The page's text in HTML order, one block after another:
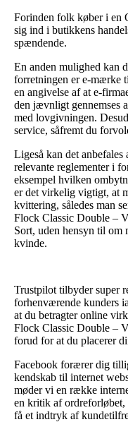
Forinden folk køber i en
sig ind i butikkens
spændende.
En anden mulighed kan
forretningen er e-mærke
en angivelse af at e-
den jævnligt gennemses
med lovgivningen.
service, såfremt du
Ligeså kan det anbefales
relevante reglementer i
eksempel hvilken
er det virkelig vigtigt, at
kvittering, således man
Flock Classic Double –
Sort, uden hensyn til om
kvinde.
Trustpilot tilbyder super
forhenværende kunders
at du betragter online
Flock Classic Double –
forud for at du placerer
Facebook forærer dig
kendskab til internet
møder vi en række
en kritik af ordreforløbet,
få et indtryk af